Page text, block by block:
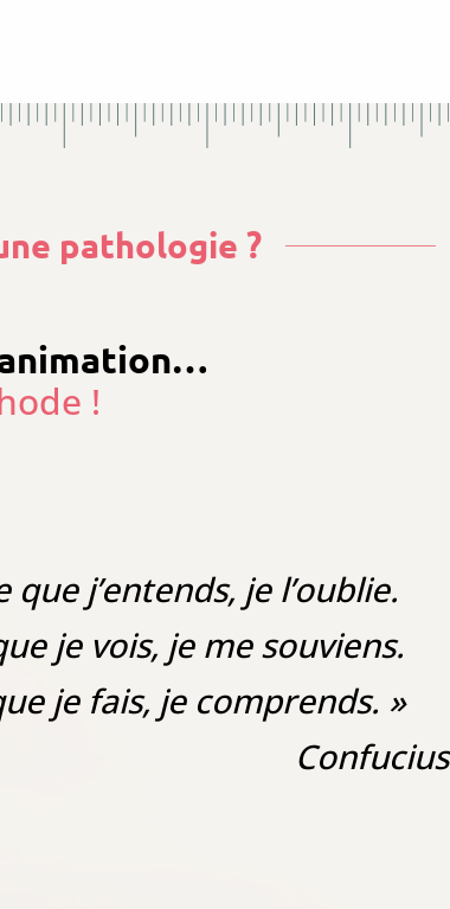
pathologie ?
animation…
!
que j’entends, je l’oublie.
je vois, je me souviens.
je fais, je comprends. »
Confucius